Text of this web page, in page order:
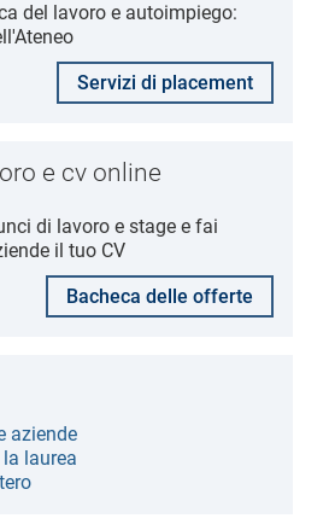
del lavoro e autoimpiego:
Servizi di placement
e cv online
di lavoro e stage e fai
il tuo CV
Bacheca delle offerte
aziende
laurea